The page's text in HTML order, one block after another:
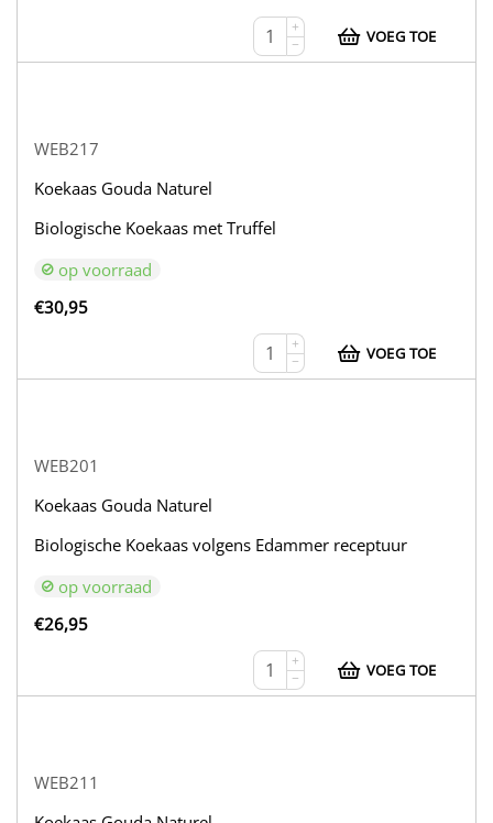
+
−
VOEG TOE
WEB217
Koekaas Gouda Naturel
Biologische Koekaas met Truffel
op voorraad
€30,95
+
−
VOEG TOE
WEB201
Koekaas Gouda Naturel
Biologische Koekaas volgens Edammer receptuur
op voorraad
€26,95
+
−
VOEG TOE
WEB211